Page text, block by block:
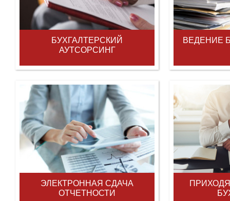
БУХГАЛТЕРСКИЙ
АУТСОРСИНГ
ВЕДЕНИЕ
ЭЛЕКТРОННАЯ СДАЧА
ОТЧЕТНОСТИ